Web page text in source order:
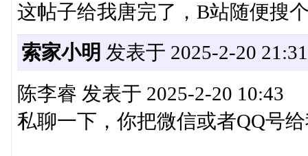
这帖子给我唐完了，B站随便搜
索家小明 发表于 2025-2-20
陈李睿 发表于 2025-2-20 10:43
私聊一下，你把微信或者QQ号